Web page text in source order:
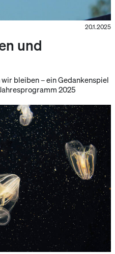
20.1.2025
und
bleiben – ein Gedankenspiel
2025